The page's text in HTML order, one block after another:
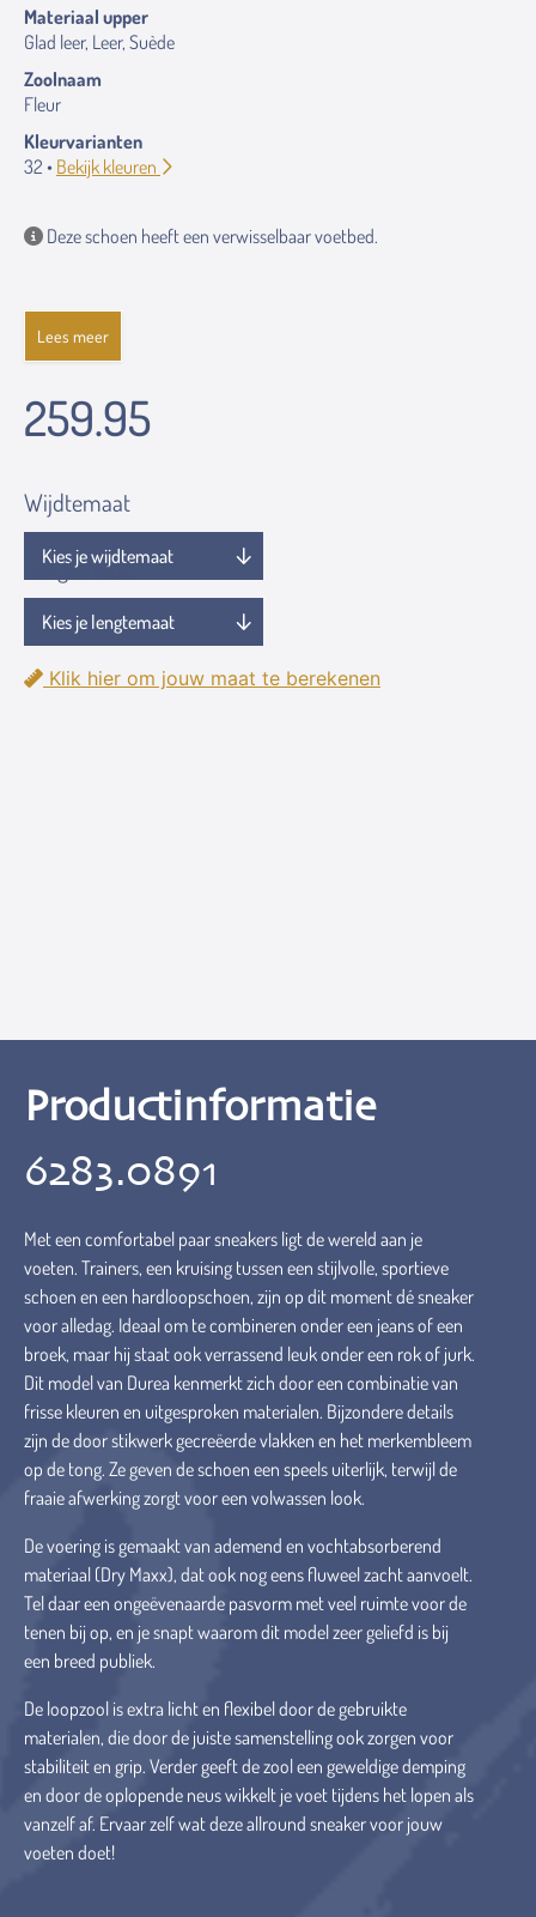
Materiaal upper
Glad leer, Leer, Suède
Zoolnaam
Fleur
Kleurvarianten
32 • Bekijk kleuren
Deze schoen heeft een verwisselbaar voetbed.
Lees meer
259.95
Wijdtemaat
Lengtemaat
Klik hier om jouw maat te berekenen
Productinformatie
6283.0891
Met een comfortabel paar sneakers ligt de wereld aan je
voeten. Trainers, een kruising tussen een stijlvolle, sportieve
schoen en een hardloopschoen, zijn op dit moment dé sneaker
voor alledag. Ideaal om te combineren onder een jeans of een
broek, maar hij staat ook verrassend leuk onder een rok of jurk.
Dit model van Durea kenmerkt zich door een combinatie van
frisse kleuren en uitgesproken materialen. Bijzondere details
zijn de door stikwerk gecreëerde vlakken en het merkembleem
op de tong. Ze geven de schoen een speels uiterlijk, terwijl de
fraaie afwerking zorgt voor een volwassen look.
De voering is gemaakt van ademend en vochtabsorberend
materiaal (Dry Maxx), dat ook nog eens fluweel zacht aanvoelt.
Tel daar een ongeëvenaarde pasvorm met veel ruimte voor de
tenen bij op, en je snapt waarom dit model zeer geliefd is bij
een breed publiek.
De loopzool is extra licht en flexibel door de gebruikte
materialen, die door de juiste samenstelling ook zorgen voor
stabiliteit en grip. Verder geeft de zool een geweldige demping
en door de oplopende neus wikkelt je voet tijdens het lopen als
vanzelf af. Ervaar zelf wat deze allround sneaker voor jouw
voeten doet!